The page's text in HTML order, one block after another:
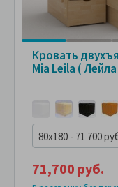
Кровать
Mia Leila (
80x180 - 71 700
71,700 руб.